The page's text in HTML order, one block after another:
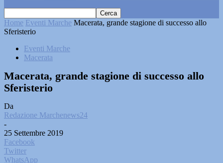
Home Eventi Marche Macerata, grande stagione di successo allo
Sferisterio
Eventi Marche
Macerata
Macerata, grande stagione di successo allo
Sferisterio
Da
Redazione Marchenews24
-
25 Settembre 2019
Facebook
Twitter
WhatsApp